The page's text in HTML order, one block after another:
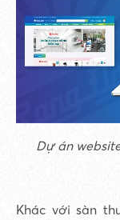
Dự án
Khác với sàn